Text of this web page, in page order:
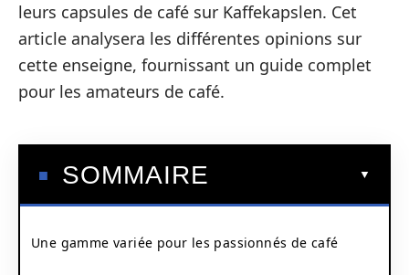
leurs capsules de café sur Kaffekapslen. Cet
article analysera les différentes opinions sur
cette enseigne, fournissant un guide complet
pour les amateurs de café.
SOMMAIRE
Une gamme variée pour les passionnés de café